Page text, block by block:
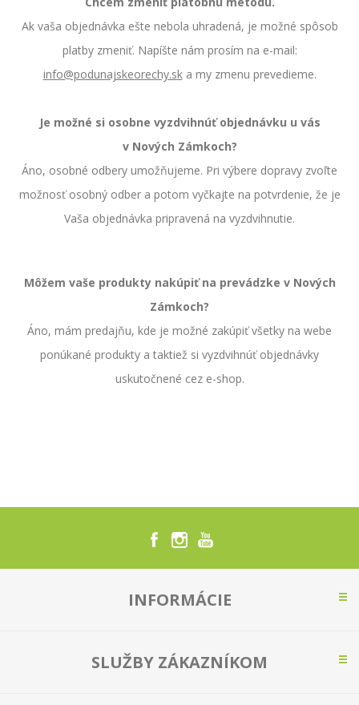
Ak vaša objednávka ešte nebola uhradená, je možné spôsob
platby zmeniť. Napíšte nám prosím na e-mail:
info@podunajskeorechy.ska my zmenu prevedieme.
Je možné si osobne vyzdvihnúť objednávku u vás
v Nových Zámkoch?
Áno, osobné odbery umožňujeme. Pri výbere dopravy zvoľte
možnosť osobný odber a potom vyčkajte na potvrdenie, že je
Vaša objednávka pripravená na vyzdvihnutie.
Môžem vaše produkty nakúpiť na prevádzke v Nových
Zámkoch?
Áno, mám predajňu, kde je možné zakúpiť všetky na webe
ponúkané produkty a taktiež si vyzdvihnúť objednávky
uskutočnené cez e-shop.
INFORMÁCIE
SLUŽBY ZÁKAZNÍKOM